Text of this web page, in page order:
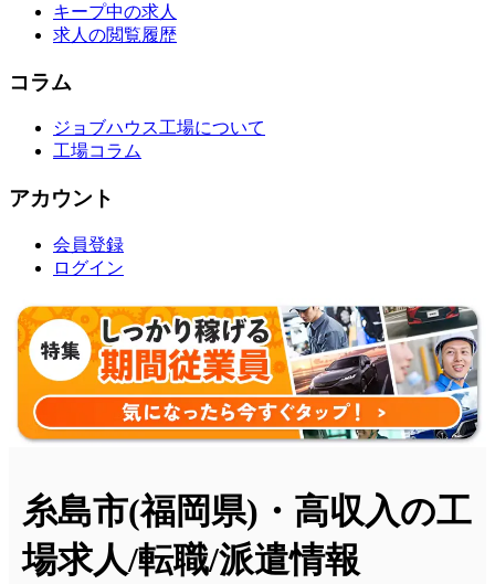
キープ中の求人
求人の閲覧履歴
コラム
ジョブハウス工場について
工場コラム
アカウント
会員登録
ログイン
糸島市(福岡県)・高収入の工
場求人/転職/派遣情報